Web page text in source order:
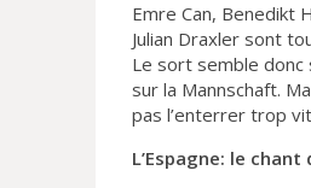
Emre Can, Benedikt
Julian Draxler sont
Le sort semble donc
sur la Mannschaft.
pas l’enterrer trop
L’Espagne: le chant